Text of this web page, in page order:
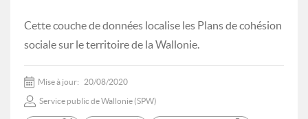
Cette couche de données localise les Plans de cohésion
sociale sur le territoire de la Wallonie.
Mise à jour: 20/08/2020
Service public de Wallonie (SPW)